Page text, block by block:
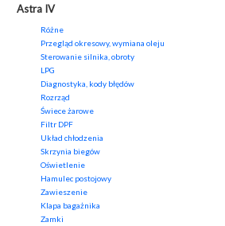
Astra IV
Różne
Przegląd okresowy, wymiana oleju
Sterowanie silnika, obroty
LPG
Diagnostyka, kody błędów
Rozrząd
Świece żarowe
Filtr DPF
Układ chłodzenia
Skrzynia biegów
Oświetlenie
Hamulec postojowy
Zawieszenie
Klapa bagażnika
Zamki